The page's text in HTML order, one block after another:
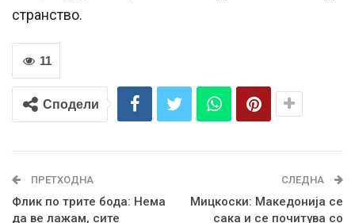
странство.
11
Сподели
ПРЕТХОДНА
Флик по трите бода: Нема
да ве лажам, сите
СЛЕДНА
Мицкоски: Македонија се
сака и се почитува со